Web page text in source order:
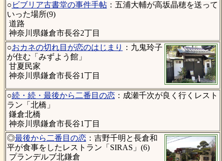
○ ビブリア古書堂の事件手帖：五浦大輔が高坂晶穂を送って
いった場所(9)
道路
神奈川県鎌倉市長谷2丁目
○おカネの切れ目が恋のはじまり
：九鬼玲子
が住む「みずよう館」
甘夏民家
神奈川県鎌倉市長谷1丁目
○続・続・最後から二番目の恋：成瀬千次が良く行くレスト
ラン「北橋」
鎌倉北橋
神奈川県鎌倉市長谷1丁目
◎最後から二番目の恋：吉野千明と長倉和
平が食事をしたレストラン「SIRAS」(6)
プランデルブ北鎌倉